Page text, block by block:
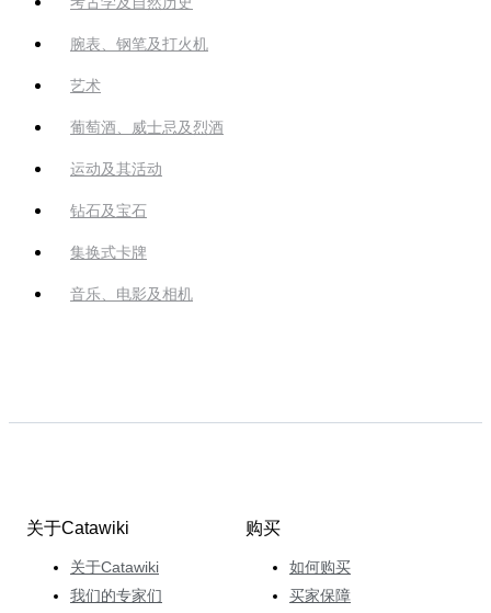
腕表、钢笔及打火机
艺术
葡萄酒、威士忌及烈酒
运动及其活动
钻石及宝石
集换式卡牌
音乐、电影及相机
关于Catawiki
关于Catawiki
我们的专家们
购买
如何购买
买家保障